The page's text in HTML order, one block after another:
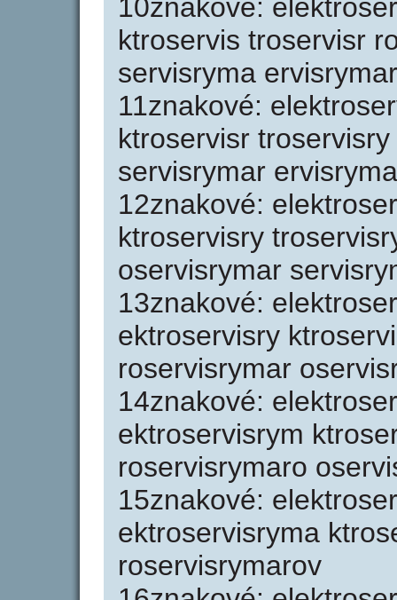
10znakové:
ktroservis troservisr
servisryma
11znakové:
ktroservisr
servisrymar
12znakové:
ktroservisry
oservisrymar
13znakové:
ektroservisry
roservisrymar
14znakové:
ektroservisrym
roservisrymaro
15znakové:
ektroservisryma
roservisrymarov